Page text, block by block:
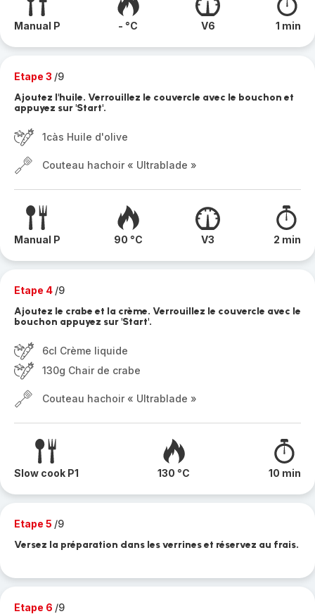
Manual P - °C V6 1 min
Etape 3 /9
Ajoutez l'huile. Verrouillez le couvercle avec le bouchon et
appuyez sur 'Start'.
1càs Huile d'olive
Couteau hachoir « Ultrablade »
Manual P 90 °C V3 2 min
Etape 4 /9
Ajoutez le crabe et la crème. Verrouillez le couvercle avec le
bouchon appuyez sur 'Start'.
6cl Crème liquide
130g Chair de crabe
Couteau hachoir « Ultrablade »
Slow cook P1 130 °C 10 min
Etape 5 /9
Versez la préparation dans les verrines et réservez au frais.
Etape 6 /9